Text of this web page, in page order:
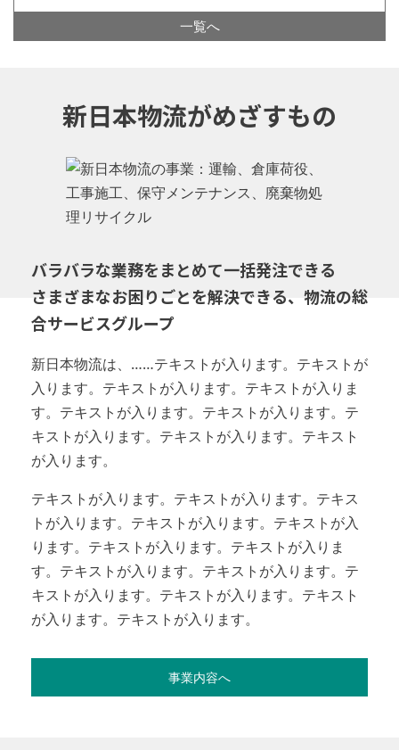
一覧へ
新日本物流がめざすもの
バラバラな業務をまとめて一括発注できる
さまざまなお困りごとを解決できる、物流の総
合サービスグループ
新日本物流は、……テキストが入ります。テキストが
入ります。テキストが入ります。テキストが入りま
す。テキストが入ります。テキストが入ります。テ
キストが入ります。テキストが入ります。テキスト
が入ります。
テキストが入ります。テキストが入ります。テキス
トが入ります。テキストが入ります。テキストが入
ります。テキストが入ります。テキストが入りま
す。テキストが入ります。テキストが入ります。テ
キストが入ります。テキストが入ります。テキスト
が入ります。テキストが入ります。
事業内容へ